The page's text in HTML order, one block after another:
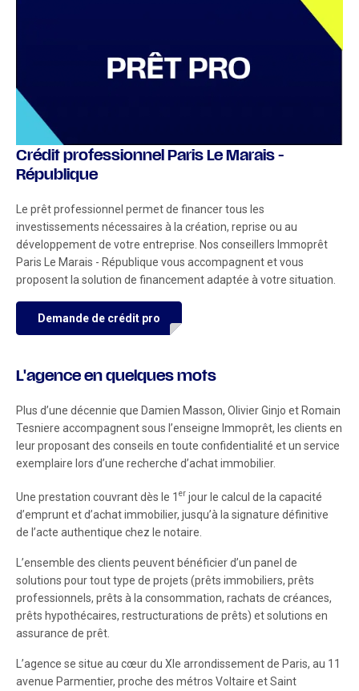
Crédit professionnel Paris Le Marais -
République
Le prêt professionnel permet de financer tous les
investissements nécessaires à la création, reprise ou au
développement de votre entreprise. Nos conseillers Immoprêt
Paris Le Marais - République vous accompagnent et vous
proposent la solution de financement adaptée à votre situation.
Demande de crédit pro
L'agence en quelques mots
Plus d’une décennie que Damien Masson, Olivier Ginjo et Romain
Tesniere accompagnent sous l’enseigne Immoprêt, les clients en
leur proposant des conseils en toute confidentialité et un service
exemplaire lors d’une recherche d’achat immobilier.
Une prestation couvrant dès le 1 er jour le calcul de la capacité
d’emprunt et d’achat immobilier, jusqu’à la signature définitive
de l’acte authentique chez le notaire.
L’ensemble des clients peuvent bénéficier d’un panel de
solutions pour tout type de projets (prêts immobiliers, prêts
professionnels, prêts à la consommation, rachats de créances,
prêts hypothécaires, restructurations de prêts) et solutions en
assurance de prêt.
L’agence se situe au cœur du XIe arrondissement de Paris, au 11
avenue Parmentier, proche des métros Voltaire et Saint